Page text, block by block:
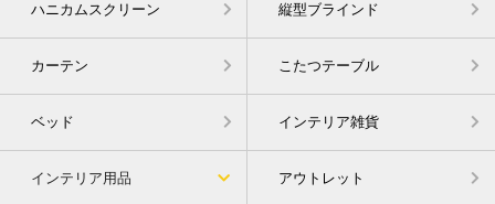
ハニカムスクリーン 縦型ブラインド
カーテン こたつテーブル
ベッド インテリア雑貨
インテリア用品 アウトレット